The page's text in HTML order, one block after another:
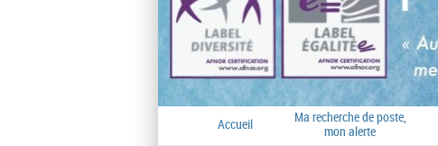
Accueil
Ma recherche de poste,
mon alerte